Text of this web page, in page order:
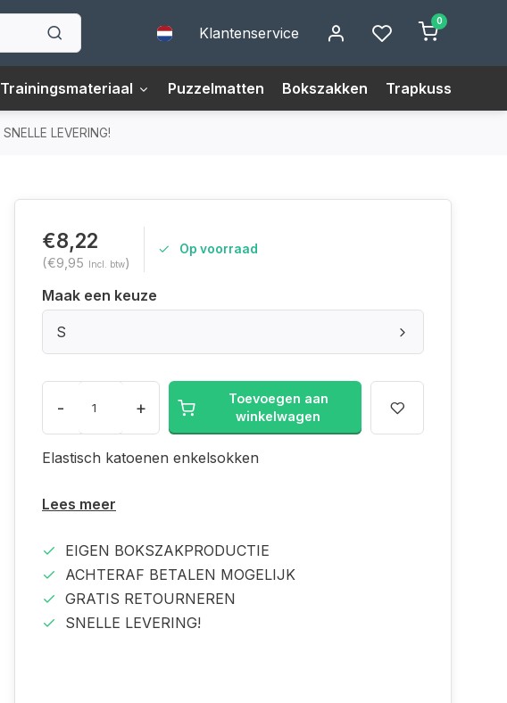
Klantenservice
0
Trainingsmateriaal Puzzelmatten Bokszakken Trapkussens
SNELLE LEVERING!
€8,22
(€9,95 Incl. btw)
Op voorraad
Maak een keuze
S
- +
Toevoegen aan
winkelwagen
Elastisch katoenen enkelsokken
Lees meer
EIGEN BOKSZAKPRODUCTIE
ACHTERAF BETALEN MOGELIJK
GRATIS RETOURNEREN
SNELLE LEVERING!